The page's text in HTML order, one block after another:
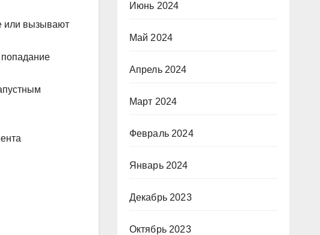
или вызывают
Июнь 2024
Май 2024
Апрель 2024
Март 2024
Февраль 2024
Январь 2024
Декабрь 2023
Октябрь 2023